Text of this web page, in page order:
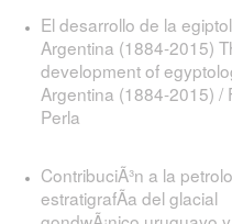
El desarrollo de la
Argentina (1884-2015)
development of
Argentina (1884-2015) /
Perla
ContribuciÃ³n a la
estratigrafÃ­a del glacial